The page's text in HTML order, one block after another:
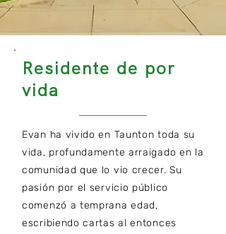
Residente de por
vida
Evan ha vivido en Taunton toda su
vida, profundamente arraigado en la
comunidad que lo vio crecer. Su
pasión por el servicio público
comenzó a temprana edad,
escribiendo cartas al entonces